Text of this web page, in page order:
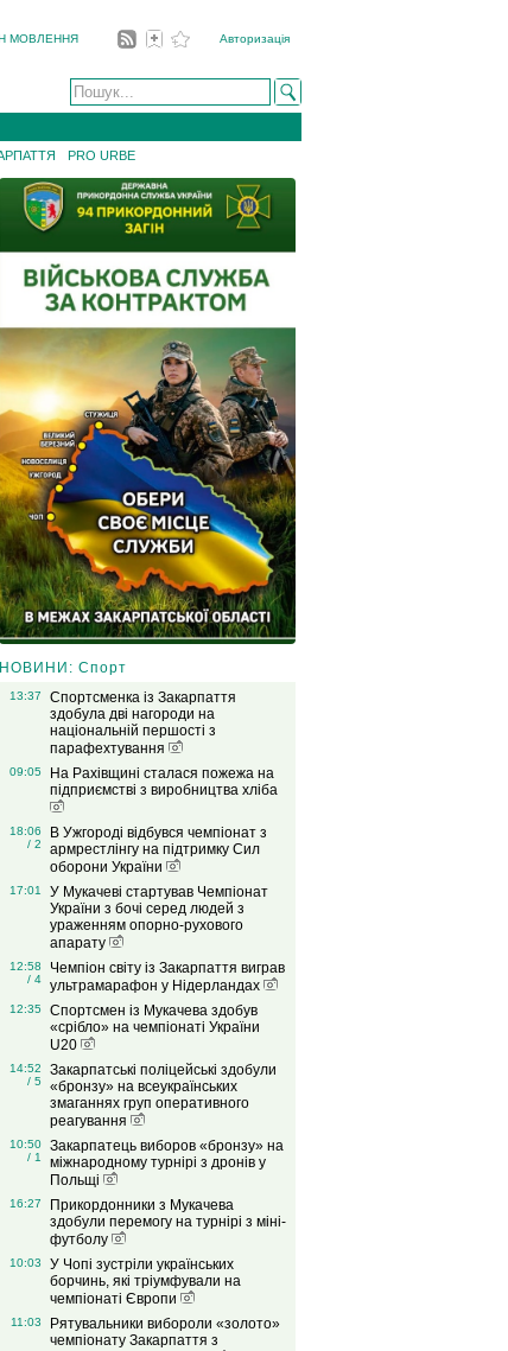
МОВЛЕННЯ Авторизація
PRO URBE
НОВИНИ: Спорт
13:37
Спортсменка із Закарпаття
здобула дві нагороди на
національній першості з
парафехтування
09:05
На Рахівщині сталася пожежа на
підприємстві з виробництва хліба
18:06
/ 2
В Ужгороді відбувся чемпіонат з
армрестлінгу на підтримку Сил
оборони України
17:01
У Мукачеві стартував Чемпіонат
України з бочі серед людей з
ураженням опорно-рухового
апарату
12:58
/ 4
Чемпіон світу із Закарпаття виграв
ультрамарафон у Нідерландах
12:35
Спортсмен із Мукачева здобув
«срібло» на чемпіонаті України
U20
14:52
/ 5
Закарпатські поліцейські здобули
«бронзу» на всеукраїнських
змаганнях груп оперативного
реагування
10:50
/ 1
Закарпатець виборов «бронзу» на
міжнародному турнірі з дронів у
Польщі
16:27
Прикордонники з Мукачева
здобули перемогу на турнірі з міні-
футболу
10:03
У Чопі зустріли українських
борчинь, які тріумфували на
чемпіонаті Європи
11:03
Рятувальники вибороли «золото»
чемпіонату Закарпаття з